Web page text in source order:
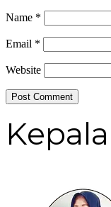
Name *
Email *
Website